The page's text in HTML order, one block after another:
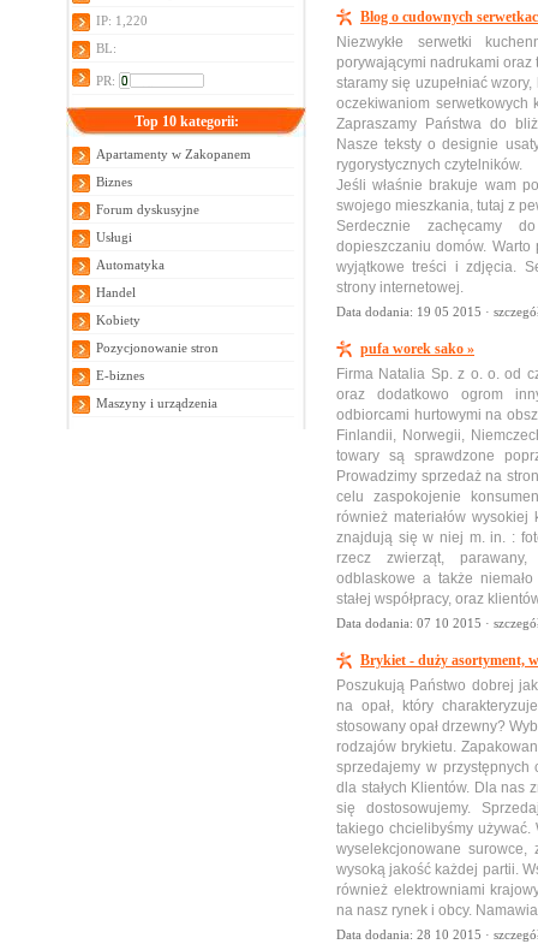
IP: 1,220
BL:
PR:
Top 10 kategorii:
Apartamenty w Zakopanem
Biznes
Forum dyskusyjne
Usługi
Automatyka
Handel
Kobiety
Pozycjonowanie stron
E-biznes
Maszyny i urządzenia
Blog o cudownych
Niezwykłe serwetki
porywającymi nadrukami
staramy się uzupełniać
oczekiwaniom
Zapraszamy Państwa do
Nasze teksty o designie
rygorystycznych czytelników.
Jeśli właśnie brakuje wam
swojego mieszkania, tutaj z
Serdecznie zachęcamy
dopieszczaniu domów.
wyjątkowe treści i zdjęcia.
strony internetowej.
Data dodania: 19 05 2015 ·
pufa worek sako »
Firma Natalia Sp. z o. o. od
oraz dodatkowo ogrom
odbiorcami hurtowymi na
Finlandii, Norwegii,
towary są sprawdzone
Prowadzimy sprzedaż na
celu zaspokojenie
również materiałów
znajdują się w niej m. in. :
rzecz zwierząt,
odblaskowe a także
stałej współpracy, oraz
Data dodania: 07 10 2015 ·
Brykiet - duży asortyment,
Poszukują Państwo dobrej
na opał, który
stosowany opał drzewny?
rodzajów brykietu.
sprzedajemy w
dla stałych Klientów. Dla nas
się dostosowujemy.
takiego chcielibyśmy
wyselekcjonowane
wysoką jakość każdej partii.
również elektrowniami
na nasz rynek i obcy.
Data dodania: 28 10 2015 ·